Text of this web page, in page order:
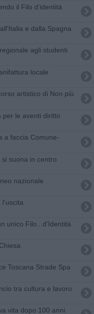
il Filo d'identità
e dalla Spagna
agli studenti
locale
artistico di Non più
per le aventi diritto
a faccia Comune-
suona in centro
nazionale
l'uscita
unico Filo...d'Identità
Toscana Strade Spa
tra cultura e lavoro
vita dopo 100 anni